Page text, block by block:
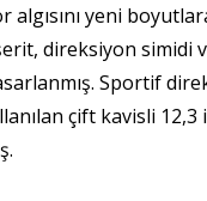
yeni
direksiyon simidi
Sportif
çift kavisli